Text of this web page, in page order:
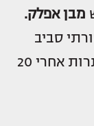
מבן אפלק.
סביב
הזוגיות של השניים שעולים שוב לכותרות אחרי 20